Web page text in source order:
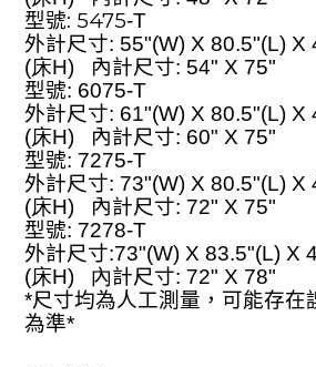
型號: 5475-T
外計尺寸: 55"(W) X 80.5"(L) X
(床H) 內計尺寸: 54" X 75"
型號: 6075-T
外計尺寸: 61"(W) X 80.5"(L) X
(床H) 內計尺寸: 60" X 75"
型號: 7275-T
外計尺寸: 73"(W) X 80.5"(L) X
(床H) 內計尺寸: 72" X 75"
型號: 7278-T
外計尺寸:73"(W) X 83.5"(L) X
(床H) 內計尺寸: 72" X 78"
*尺寸均為人工測量，可能存在
為準*